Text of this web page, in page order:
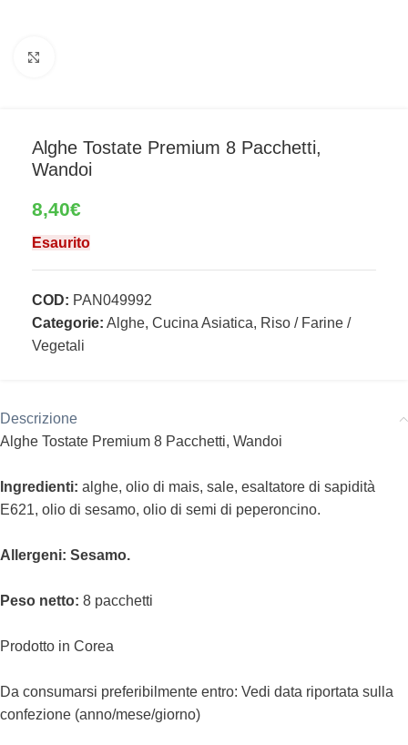
Alghe Tostate Premium 8 Pacchetti,
Wandoi
8,40€
Esaurito
COD: PAN049992
Categorie: Alghe, Cucina Asiatica, Riso / Farine /
Vegetali
Descrizione
Alghe Tostate Premium 8 Pacchetti, Wandoi
Ingredienti: alghe, olio di mais, sale, esaltatore di sapidità
E621, olio di sesamo, olio di semi di peperoncino.
Allergeni: Sesamo.
Peso netto: 8 pacchetti
Prodotto in Corea
Da consumarsi preferibilmente entro: Vedi data riportata sulla
confezione (anno/mese/giorno)